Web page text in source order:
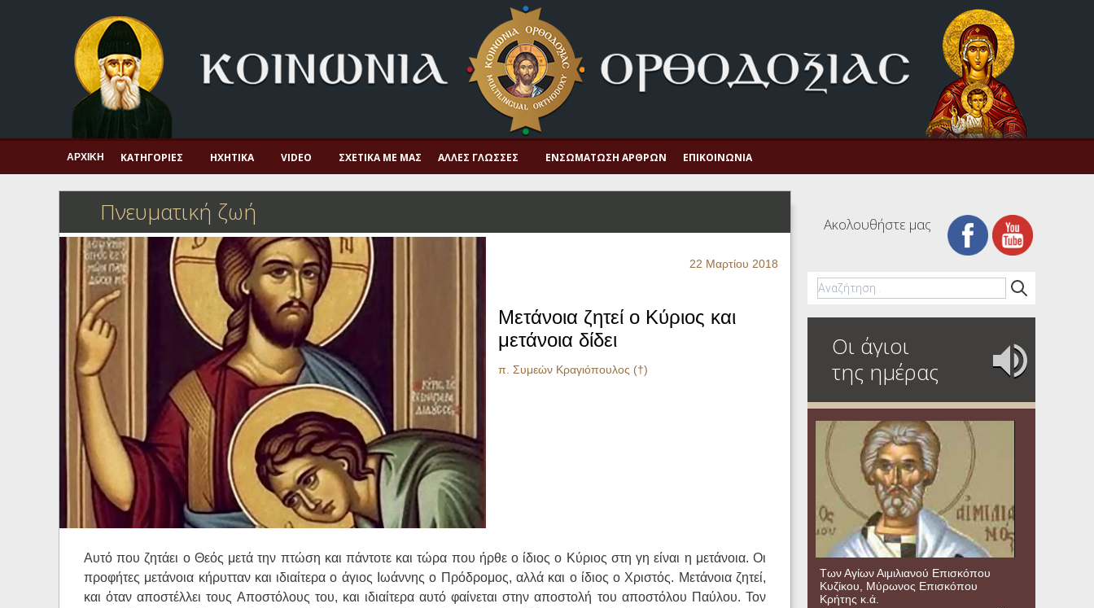
Πνευματική ζωή
Μαρτυρία και διδαχή
Λατρεία και προσευχή
Αγιολόγιο – Εορτολόγιο
Η πίστη στην εποχή μας
Ορθόδοξη οικογένεια
Ορθόδοξο προσκυνητάριο
Σκέψεις-προβληματισμοί
ΑΡΧΙΚΉ ΚΑΤΗΓΟΡΊΕΣ ΗΧΗΤΙΚΆ VIDEO ΣΧΕΤΙΚΆ ΜΕ ΜΑΣ ΆΛΛΕΣ ΓΛΏΣΣΕΣ ΕΝΣΩΜΆΤΩΣΗ ΆΡΘΡΩΝ ΕΠΙΚΟΙΝΩΝΊΑ
Πνευματική ζωή
22 Μαρτίου 2018
Μετάνοια ζητεί ο Κύριος και
μετάνοια δίδει
π. Συμεών Κραγιόπουλος (†)
Αυτό που ζητάει ο Θεός μετά την πτώση και πάντοτε και τώρα που ήρθε ο ίδιος ο Κύριος στη γη είναι η μετάνοια. Οι
προφήτες μετάνοια κήρυτταν και ιδιαίτερα ο άγιος Ιωάννης ο Πρόδρομος, αλλά και ο ίδιος ο Χριστός. Μετάνοια ζητεί,
και όταν αποστέλλει τους Αποστόλους του, και ιδιαίτερα αυτό φαίνεται στην αποστολή του αποστόλου Παύλου. Τον
Ακολουθήστε μας
Οι άγιοι
της ημέρας
Των Αγίων Αιμιλιανού Επισκόπου
Κυζίκου, Μύρωνος Επισκόπου
Κρήτης κ.ά.